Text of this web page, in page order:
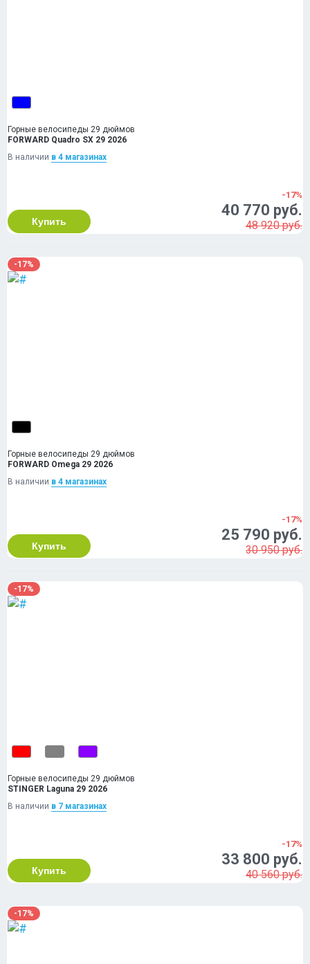
Горные велосипеды 29 дюймов
FORWARD Quadro SX 29 2026
В наличии в 4 магазинах
Купить
-17%
40 770 руб.
48 920 руб.
-17%
Горные велосипеды 29 дюймов
FORWARD Omega 29 2026
В наличии в 4 магазинах
Купить
-17%
25 790 руб.
30 950 руб.
-17%
Горные велосипеды 29 дюймов
STINGER Laguna 29 2026
В наличии в 7 магазинах
Купить
-17%
33 800 руб.
40 560 руб.
-17%